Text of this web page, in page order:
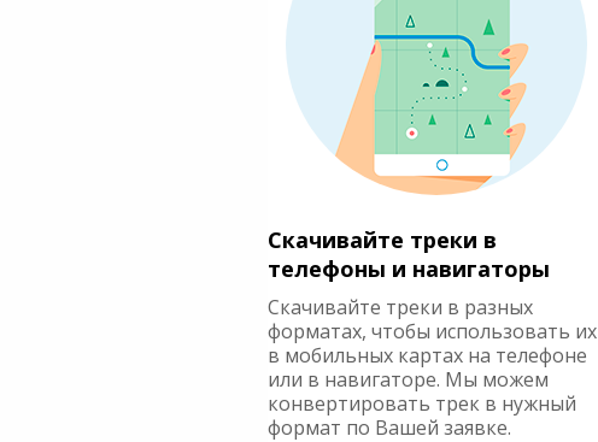
Скачивайте треки в
телефоны и навигаторы
Скачивайте треки в разных
форматах, чтобы использовать их
в мобильных картах на телефоне
или в навигаторе. Мы можем
конвертировать трек в нужный
формат по Вашей заявке.